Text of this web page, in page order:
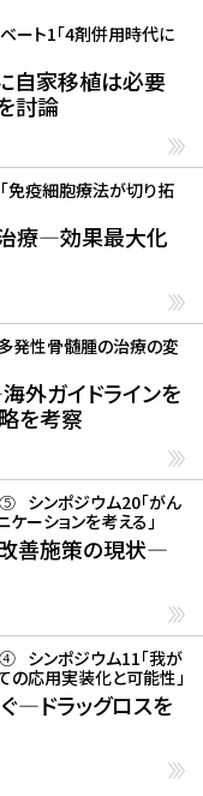
ート1「4剤併用時代に
自家移植は必要
討論
免疫細胞療法が切り拓
療―効果最大化
発性骨髄腫の治療の変
外ガイドラインを
を考察
⑤ シンポジウム20「がん
ーションを考える」
改善施策の現状―
④ シンポジウム11「我が
応用実装化と可能性」
―ドラッグロスを